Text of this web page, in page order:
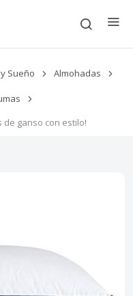
Sueño Almohadas
de ganso con estilo!